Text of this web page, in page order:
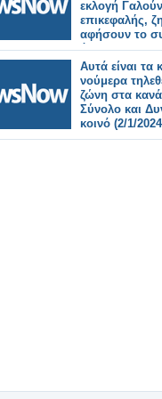
εκλογή
επικεφαλής,
αφήσουν το
όνομα της
Αυτά είναι τα
νούμερα
ζώνη στα
Σύνολο και
κοινό (2/1/